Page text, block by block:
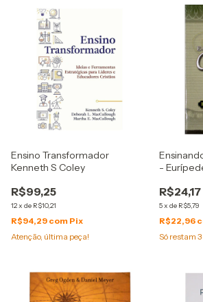
Ensino Transformador
Kenneth S Coley
R$99,25
12x de R$10,21
R$94,29 com Pix
Atenção, última peça!
-
R$24,17
5x de R$5,79
R$22,96
Só restam 3